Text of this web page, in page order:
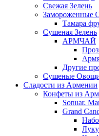
Свежая Зелень
Замороженные
Тамара
Сушеная Зелень
АРМЧАЙ
Другие
Сушеные
Сладости из Армении
Конфеты из
Sonuar.
Grand